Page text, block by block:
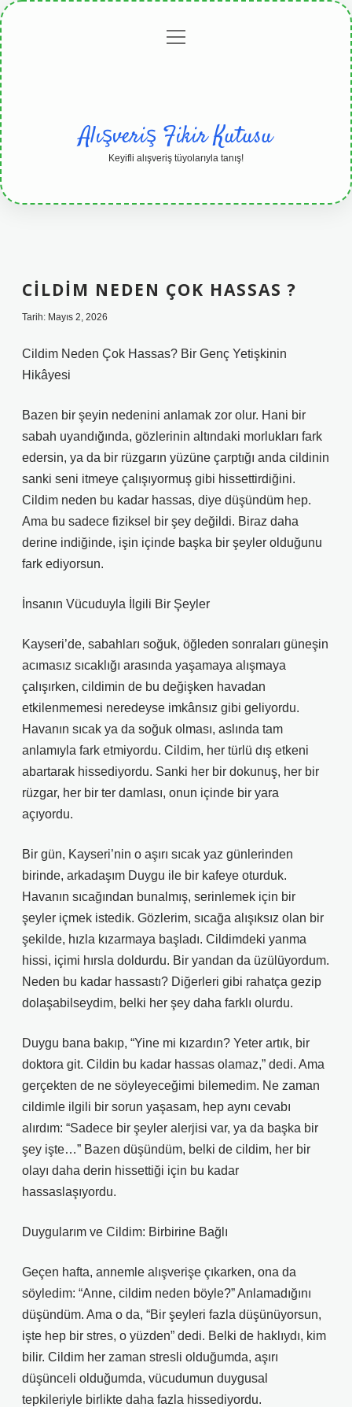
Gizlilikmenüyü
Alışveriş Fikir Kutusu
Keyifli alışveriş tüyolarıyla tanış!
CILDIM NEDEN ÇOK HASSAS ?
Tarih: Mayıs 2, 2026
Cildim Neden Çok Hassas? Bir Genç Yetişkinin
Hikâyesi
Bazen bir şeyin nedenini anlamak zor olur. Hani bir
sabah uyandığında, gözlerinin altındaki morlukları fark
edersin, ya da bir rüzgarın yüzüne çarptığı anda cildinin
sanki seni itmeye çalışıyormuş gibi hissettirdiğini.
Cildim neden bu kadar hassas, diye düşündüm hep.
Ama bu sadece fiziksel bir şey değildi. Biraz daha
derine indiğinde, işin içinde başka bir şeyler olduğunu
fark ediyorsun.
İnsanın Vücuduyla İlgili Bir Şeyler
Kayseri’de, sabahları soğuk, öğleden sonraları güneşin
acımasız sıcaklığı arasında yaşamaya alışmaya
çalışırken, cildimin de bu değişken havadan
etkilenmemesi neredeyse imkânsız gibi geliyordu.
Havanın sıcak ya da soğuk olması, aslında tam
anlamıyla fark etmiyordu. Cildim, her türlü dış etkeni
abartarak hissediyordu. Sanki her bir dokunuş, her bir
rüzgar, her bir ter damlası, onun içinde bir yara
açıyordu.
Bir gün, Kayseri’nin o aşırı sıcak yaz günlerinden
birinde, arkadaşım Duygu ile bir kafeye oturduk.
Havanın sıcağından bunalmış, serinlemek için bir
şeyler içmek istedik. Gözlerim, sıcağa alışıksız olan bir
şekilde, hızla kızarmaya başladı. Cildimdeki yanma
hissi, içimi hırsla doldurdu. Bir yandan da üzülüyordum.
Neden bu kadar hassastı? Diğerleri gibi rahatça gezip
dolaşabilseydim, belki her şey daha farklı olurdu.
Duygu bana bakıp, “Yine mi kızardın? Yeter artık, bir
doktora git. Cildin bu kadar hassas olamaz,” dedi. Ama
gerçekten de ne söyleyeceğimi bilemedim. Ne zaman
cildimle ilgili bir sorun yaşasam, hep aynı cevabı
alırdım: “Sadece bir şeyler alerjisi var, ya da başka bir
şey işte…” Bazen düşündüm, belki de cildim, her bir
olayı daha derin hissettiği için bu kadar
hassaslaşıyordu.
Duygularım ve Cildim: Birbirine Bağlı
Geçen hafta, annemle alışverişe çıkarken, ona da
söyledim: “Anne, cildim neden böyle?” Anlamadığını
düşündüm. Ama o da, “Bir şeyleri fazla düşünüyorsun,
işte hep bir stres, o yüzden” dedi. Belki de haklıydı, kim
bilir. Cildim her zaman stresli olduğumda, aşırı
düşünceli olduğumda, vücudumun duygusal
tepkileriyle birlikte daha fazla hissediyordu.